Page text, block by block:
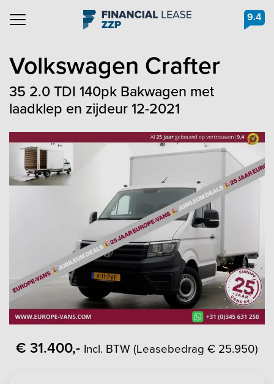
Navigation 9.4
Volkswagen Crafter
35 2.0 TDI 140pk Bakwagen met
laadklep en zijdeur 12-2021
€ 31.400,- Incl. BTW (Leasebedrag € 25.950)